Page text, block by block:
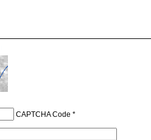
CAPTCHA Code *